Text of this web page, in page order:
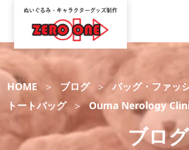
HOME ブログ
バッグ・ファッ
トートバッグ
Ouma Nerology
ブログ